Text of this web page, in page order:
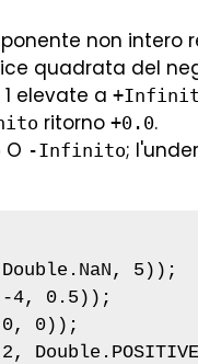
non intero
quadrata del
elevate a
ritorno +0.0.
O -Infinito;
4,